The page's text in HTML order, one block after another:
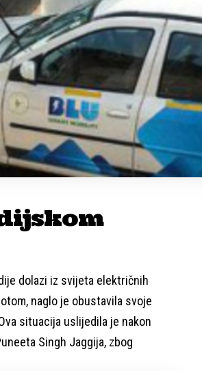
dolazi iz svijeta električnih
naglo je obustavila svoje
situacija uslijedila je nakon
Singh Jaggija, zbog